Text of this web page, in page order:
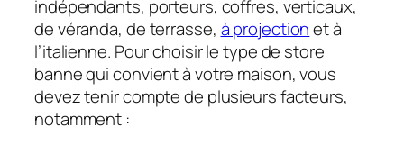
indépendants, porteurs, coffres, verticaux,
de véranda, de terrasse, à projectionet à
l’italienne. Pour choisir le type de store
banne qui convient à votre maison, vous
devez tenir compte de plusieurs facteurs,
notamment :